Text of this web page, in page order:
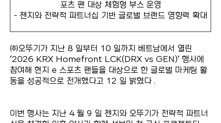
포츠 팬 대상 체험형 부스 운영
- 젠지와 전략적 파트너십 기반 글로벌 브랜드 영향력 확대
㈜오뚜기가 지난 8 일부터 10 일까지 베트남에서 열린
‘2026 KRX Homefront LCK(DRX vs GEN)’ 행사에
참여해 현지 e 스포츠 팬들을 대상으로 한 글로벌 마케팅 활
동을 성공적으로 전개했다고 12 일 밝혔다 .
이번 행사는 지난 4 월 9 일 젠지와 오뚜기가 전략적 파트너